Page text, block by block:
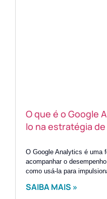
O que é o Google
lo na estratégia
O Google Analytics é uma
acompanhar o
como usá-la para
SAIBA MAIS »